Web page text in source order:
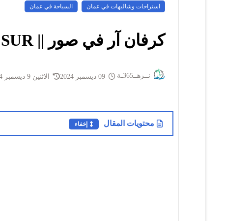
استراحات وشاليهات في عمان السياحة في عمان
كرفان آر في صور || RV SUR
نــزهــ365ـة 09 ديسمبر 2024 الاثنين 9 ديسمبر 2024
محتويات المقال إخفاء